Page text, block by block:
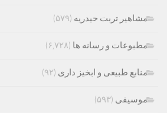
مشاهیر تربت حیدریه (۵۷۹)
مطبوعات و رسانه ها (۶,۷۲۸)
منابع طبیعی و ابخیز داری (۹۲)
موسیقی (۵۹۳)